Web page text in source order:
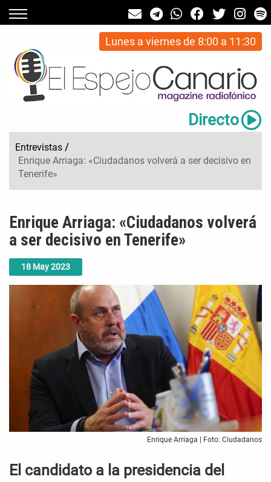
Lunes a viernes de 8:00 a 11:30
Directo
Entrevistas /
Enrique Arriaga: «Ciudadanos volverá a ser decisivo en
Tenerife»
18 May2023
Enrique Arriaga: «Ciudadanos volverá
a ser decisivo en Tenerife»
Enrique Arriaga | Foto: Ciudadanos
El candidato a la presidencia del